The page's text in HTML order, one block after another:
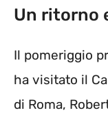
Un ritorno
Il pomeriggio
ha visitato il
di Roma,